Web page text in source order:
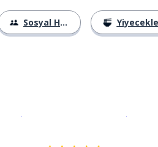
Sosyal Hayat